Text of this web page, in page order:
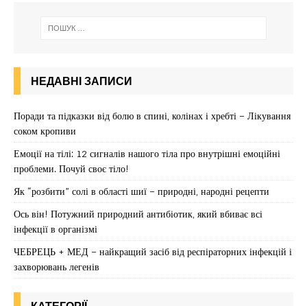
НЕДАВНІ ЗАПИСИ
Поради та підказки від болю в спині, колінах і хребті – Лікування
соком кропиви
Емоції на тілі: 12 сигналів нашого тіла про внутрішні емоційні
проблеми. Почуй своє тіло!
Як “розбити” солі в області шиї – природні, народні рецепти
Ось він! Потужний природний антибіотик, який вбиває всі
інфекції в організмі
ЧЕБРЕЦЬ + МЕД – найкращий засіб від респіраторних інфекцій і
захворювань легенів